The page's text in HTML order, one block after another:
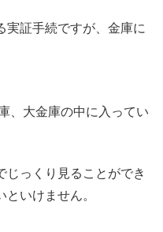
実証手続ですが、金庫に
、大金庫の中に入ってい
じっくり見ることができ
いけません。